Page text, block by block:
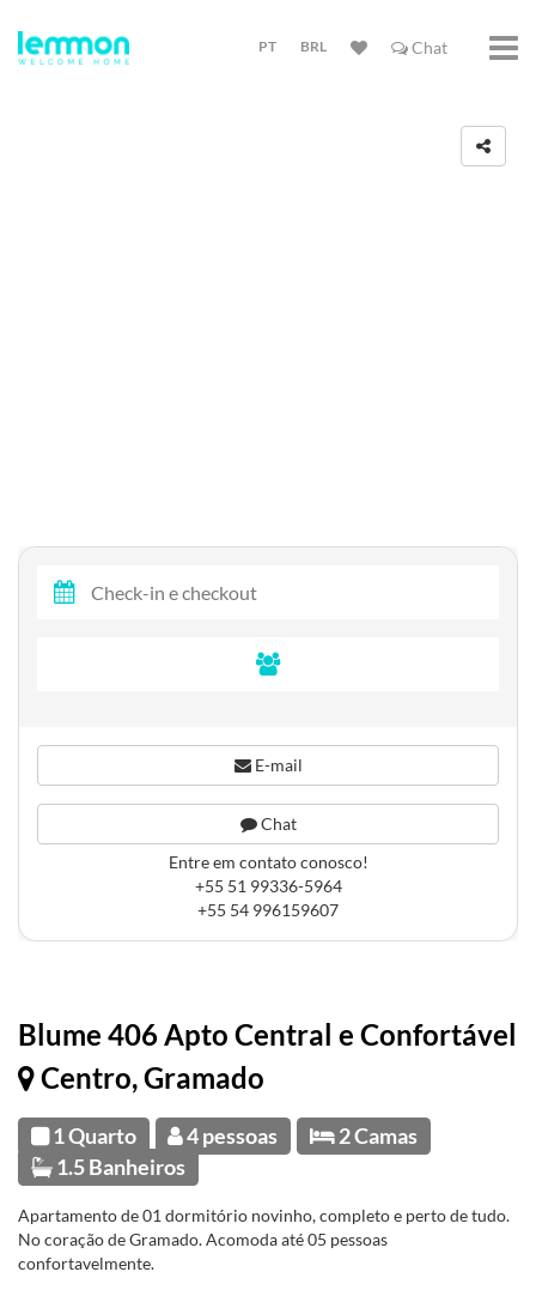
PT BRL Chat
Blume 406 Apto Central e Confortável
Centro, Gramado
1 Quarto 4 pessoas
2 Camas
1.5 Banheiros
Apartamento de 01 dormitório novinho, completo e perto de tudo.
No coração de Gramado. Acomoda até 05 pessoas
confortavelmente.
E-mail
Chat
Entre em contato conosco!
+55 51 99336-5964
+55 54 996159607